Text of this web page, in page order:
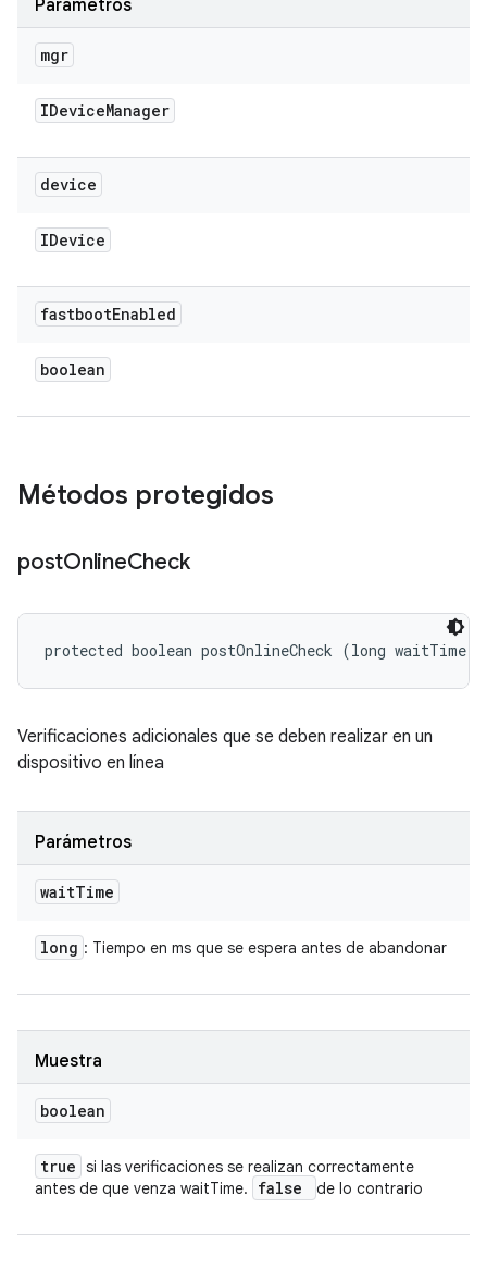
Parámetros
mgr
IDeviceManager
device
IDevice
fastbootEnabled
boolean
Métodos protegidos
postOnlineCheck
protected boolean postOnlineCheck (long waitTime)
Verificaciones adicionales que se deben realizar en un
dispositivo en línea
Parámetros
waitTime
long : Tiempo en ms que se espera antes de abandonar
Muestra
boolean
true si las verificaciones se realizan correctamente
antes de que venza waitTime.
false de lo contrario